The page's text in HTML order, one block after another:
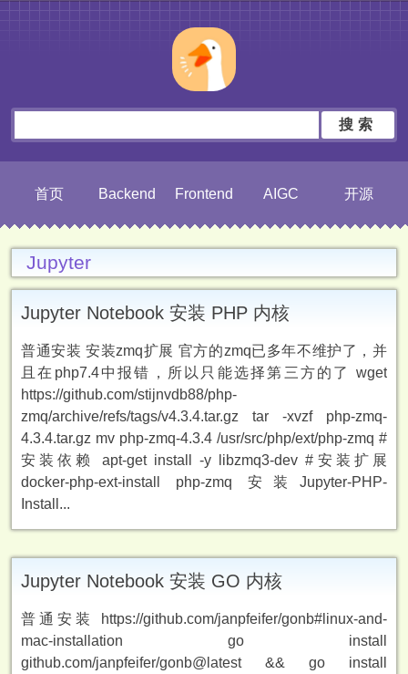
搜索
首页 Backend Frontend AIGC 开源
Jupyter
Jupyter Notebook 安装 PHP 内核
普通安装 安装zmq扩展 官方的zmq已多年不维护了，并
且在php7.4中报错，所以只能选择第三方的了 wget
https://github.com/stijnvdb88/php-
zmq/archive/refs/tags/v4.3.4.tar.gz tar -xvzf php-zmq-
4.3.4.tar.gz mv php-zmq-4.3.4 /usr/src/php/ext/php-zmq #
安装依赖 apt-get install -y libzmq3-dev #安装扩展
docker-php-ext-install php-zmq 安装Jupyter-PHP-
Install...
Jupyter Notebook 安装 GO 内核
普通安装 https://github.com/janpfeifer/gonb#linux-and-
mac-installation go install
github.com/janpfeifer/gonb@latest && go install